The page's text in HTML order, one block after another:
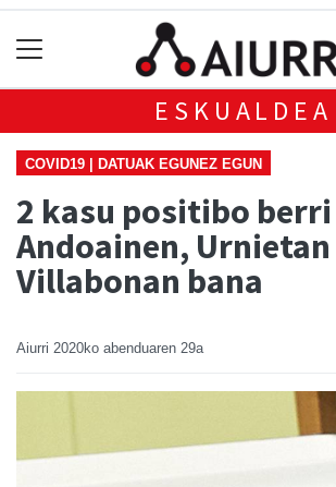
ESKUALDEA
COVID19 | DATUAK EGUNEZ EGUN
2 kasu positibo berri
Andoainen,
Villabonan bana
Aiurri 2020ko abenduaren 29a